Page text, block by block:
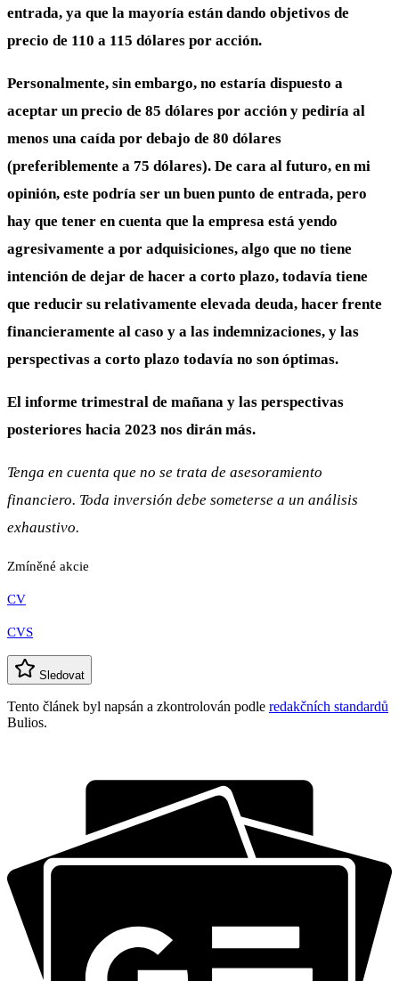
entrada, ya que la mayoría están dando objetivos de
precio de 110 a 115 dólares por acción.
Personalmente, sin embargo, no estaría dispuesto a
aceptar un precio de 85 dólares por acción y pediría al
menos una caída por debajo de 80 dólares
(preferiblemente a 75 dólares). De cara al futuro, en mi
opinión, este podría ser un buen punto de entrada, pero
hay que tener en cuenta que la empresa está yendo
agresivamente a por adquisiciones, algo que no tiene
intención de dejar de hacer a corto plazo, todavía tiene
que reducir su relativamente elevada deuda, hacer frente
financieramente al caso y a las indemnizaciones, y las
perspectivas a corto plazo todavía no son óptimas.
El informe trimestral de mañana y las perspectivas
posteriores hacia 2023 nos dirán más.
Tenga en cuenta que no se trata de asesoramiento
financiero. Toda inversión debe someterse a un análisis
exhaustivo.
Zmíněné akcie
CV
CVS
Sledovat
Tento článek byl napsán a zkontrolován podle redakčních standardů
Bulios.